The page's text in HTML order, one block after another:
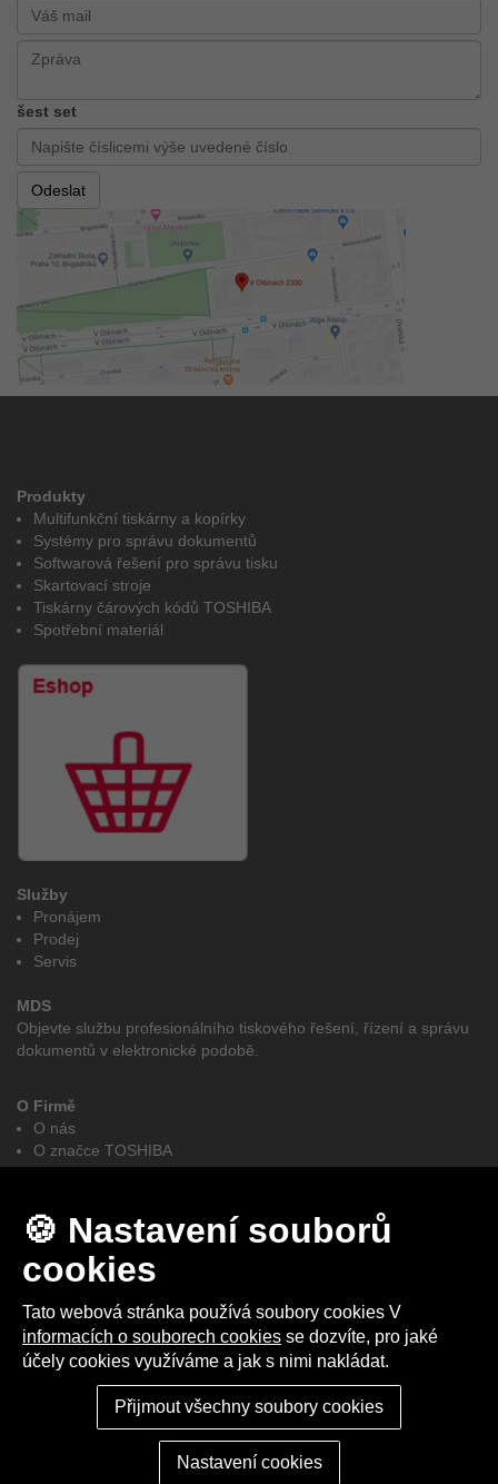
šest set
Produkty
Multifunkční tiskárny a kopírky
Systémy pro správu dokumentů
Softwarová řešení pro správu tisku
Skartovací stroje
Tiskárny čárových kódů TOSHIBA
Spotřební materiál
Služby
Pronájem
Prodej
Servis
MDS
Objevte službu profesionálního tiskového řešení, řízení a správu
dokumentů v elektronické podobě.
O Firmě
O nás
O značce TOSHIBA
GDPR
Obchodní podmínky
Autorizovaní partněři elites MDS - Toshiba
Facebook
LinkedIn
2025 © elites MDS s.r.o. I Vytvořeno studiem
Nastavení cookies
🍪 Nastavení souborů
cookies
Tato webová stránka používá soubory cookies V
informacích o souborech cookies se dozvíte, pro jaké
účely cookies využíváme a jak s nimi nakládat.
Přijmout všechny soubory cookies
Nastavení cookies